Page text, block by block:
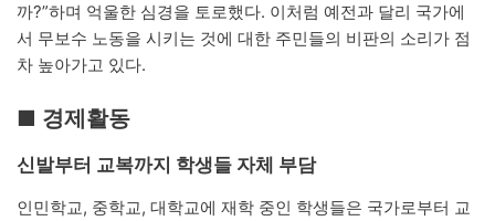
까?”하며 억울한 심경을 토로했다. 이처럼 예전과 달리 국가에
서 무보수 노동을 시키는 것에 대한 주민들의 비판의 소리가 점
차 높아가고 있다.
■ 경제활동
신발부터 교복까지 학생들 자체 부담
인민학교, 중학교, 대학교에 재학 중인 학생들은 국가로부터 교